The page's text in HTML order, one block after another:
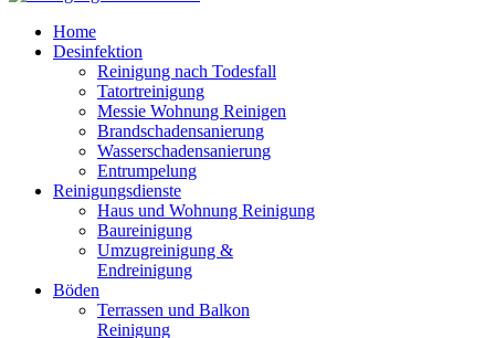
Home
Desinfektion
Reinigung nach Todesfall
Tatortreinigung
Messie Wohnung Reinigen
Brandschadensanierung
Wasserschadensanierung
Entrumpelung
Reinigungsdienste
Haus und Wohnung Reinigung
Baureinigung
Umzugreinigung &
Endreinigung
Böden
Terrassen und Balkon
Reinigung